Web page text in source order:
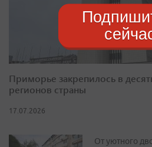
Приморье закрепилось в
регионов страны
17.07.2026
От уютного